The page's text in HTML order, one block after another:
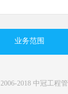
业务范围
2018 中冠工程